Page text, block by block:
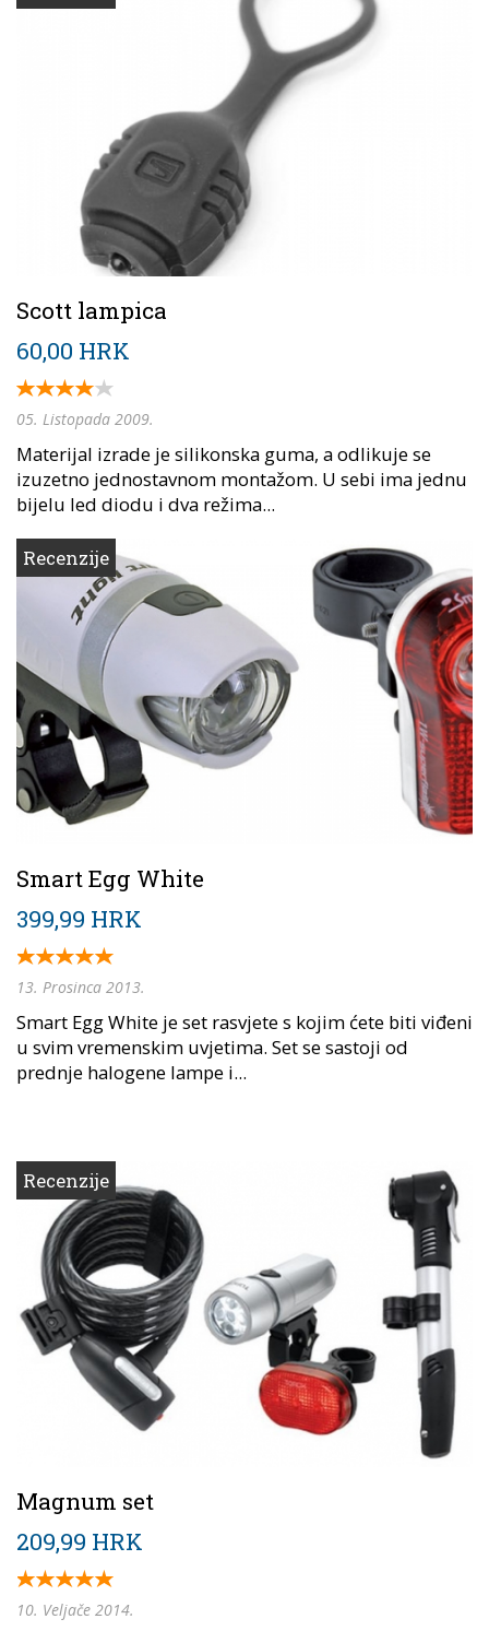
Scott lampica
60,00 HRK
05. Listopada 2009.
Materijal izrade je silikonska guma, a odlikuje se
izuzetno jednostavnom montažom. U sebi ima jednu
bijelu led diodu i dva režima...
Recenzije
Smart Egg White
399,99 HRK
13. Prosinca 2013.
Smart Egg White je set rasvjete s kojim ćete biti viđeni
u svim vremenskim uvjetima. Set se sastoji od
prednje halogene lampe i...
Recenzije
Magnum set
209,99 HRK
10. Veljače 2014.